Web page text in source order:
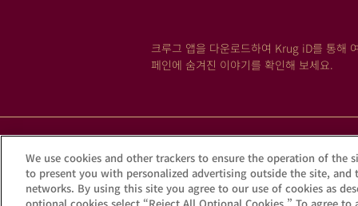
크루그 앱을 다운로드하여 Krug iD를 통해
페인에 숨겨진 이야기를 확인해 보세요.
We use cookies and other trackers to ensure the operation of the
to present you with personalized advertising outside the site,
networks. By using this site you agree to our use of cookies as